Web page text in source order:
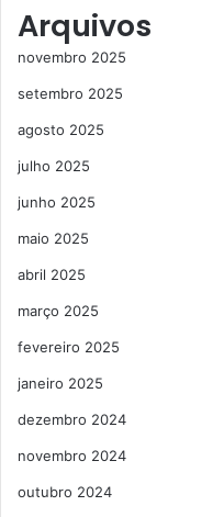
Arquivos
novembro 2025
setembro 2025
agosto 2025
julho 2025
junho 2025
maio 2025
abril 2025
março 2025
fevereiro 2025
janeiro 2025
dezembro 2024
novembro 2024
outubro 2024